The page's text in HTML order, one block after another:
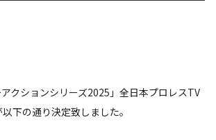
クションシリーズ2025」全日本プロレスTV
下の通り決定致しました。